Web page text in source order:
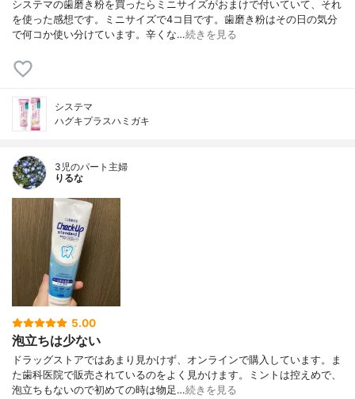
システマの歯磨き粉を買ったらミニサイズがおまけで付いていて、それ
を使った感想です。ミニサイズで4コ目です。歯磨き粉はその日の気分
で何コか使い分けています。辛くな…続きを見る
システマ
ハグキプラスハミガキ
3児のパート主婦
りるな
5.00
泡立ちは少ない
ドラッグストアではあまり見かけず、オンラインで購入しています。ま
た歯科医院で販売されているのをよく見かけます。ミントは控えめで、
泡立ちもないので初めての時は物足…続きを見る